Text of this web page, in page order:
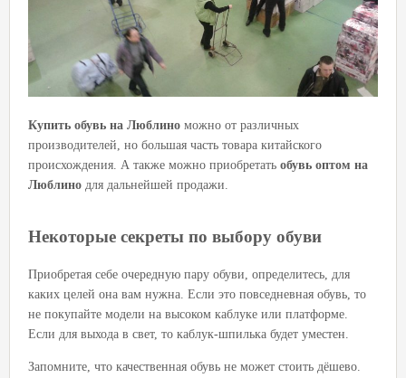
Купить обувь на Люблино можно от различных
производителей, но большая часть товара китайского
происхождения. А также можно приобретать обувь оптом на
Люблино для дальнейшей продажи.
Некоторые секреты по выбору обуви
Приобретая себе очередную пару обуви, определитесь, для
каких целей она вам нужна. Если это повседневная обувь, то
не покупайте модели на высоком каблуке или платформе.
Если для выхода в свет, то каблук-шпилька будет уместен.
Запомните, что качественная обувь не может стоить дёшево.